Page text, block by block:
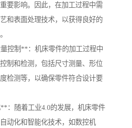
要影响。因此，在加工过程中需
和表面处理技术，以获得良好的
控制**：机床零件的加工过程中
制和检测，包括尺寸测量、形位
检测等，以确保零件符合设计要
：随着工业4.0的发展，机床零件
动化和智能化技术，如数控机